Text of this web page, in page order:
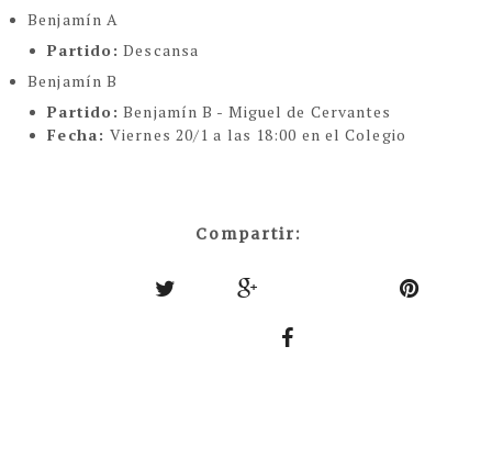
Benjamín A
Partido: Descansa
Benjamín B
Partido: Benjamín B - Miguel de Cervantes
Fecha:Viernes 20/1 a las 18:00 en el Colegio
Compartir: